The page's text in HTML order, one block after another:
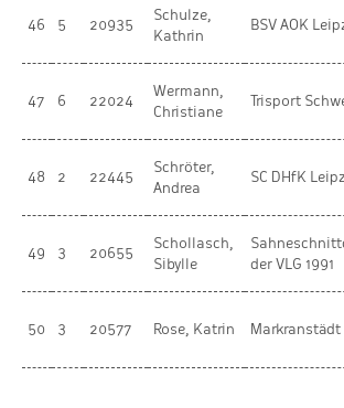
46 5 20935
Schulze,
Kathrin
BSV AOK
47 6 22024
Wermann,
Christiane
Trisport
48 2 22445
Schröter,
Andrea
SC DHfK
49 3 20655
Schollasch,
Sibylle
der VLG 1991
50 3 20577 Rose, Katrin Markranstädt